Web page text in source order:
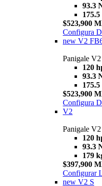
93.3
$523,900
Configura
new V2
Panigale
120
93.3
$523,900
Configura
V2
Panigale V2
120
93.3
179
$397,900
Configurar
new V2 S